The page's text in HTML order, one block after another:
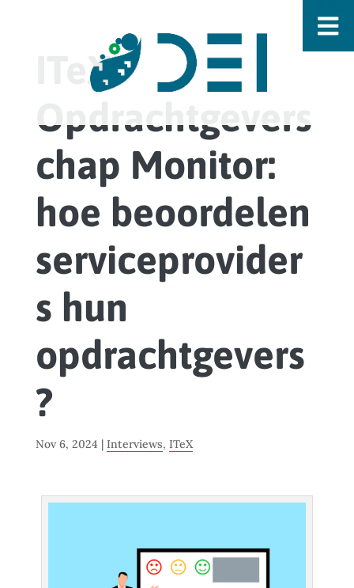
ITeX
Opdrachtgevers
chap Monitor:
hoe beoordelen
serviceprovider
s hun
opdrachtgevers
?
Nov 6, 2024 | Interviews, ITeX